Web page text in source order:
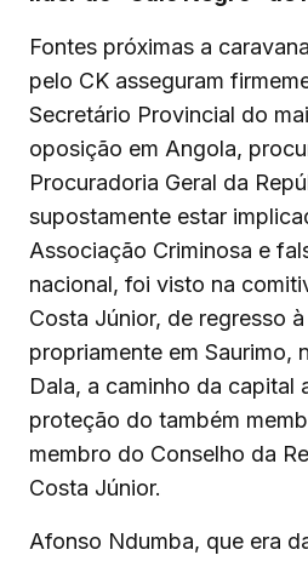
Fontes próximas a
pelo CK asseguram
Secretário Provincial do
oposição em Angola,
Procuradoria Geral da
supostamente estar
Associação Criminosa e
nacional, foi visto na
Costa Júnior, de regresso
propriamente em Saurimo,
Dala, a caminho da capital
proteção do também
membro do Conselho da
Costa Júnior.
Afonso Ndumba, que era